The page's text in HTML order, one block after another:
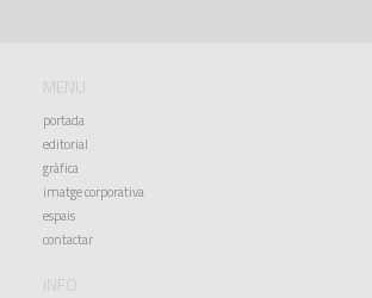
MENU
portada
editorial
gràfica
imatge corporativa
espais
contactar
INFO